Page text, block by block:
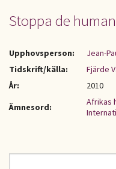
Stoppa de
Upphovsperson:
Jean-
Tidskrift/källa:
Fjärde
År:
2010
Ämnesord:
Afrikas